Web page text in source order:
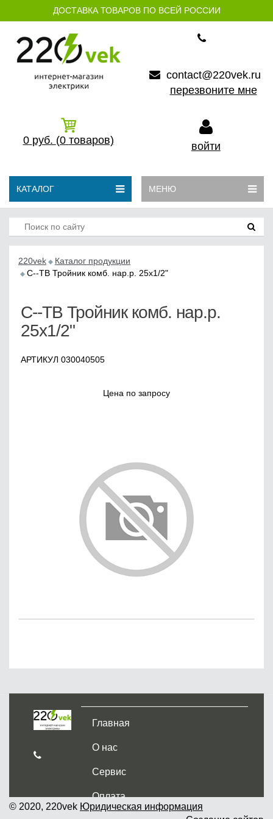
ДОСТАВКА ТОВАРОВ ПО ВСЕЙ РОССИИ
contact@220vek.ru
перезвоните мне
0 руб. (0 товаров) войти
КАТАЛОГ МЕНЮ
220vek
Каталог продукции
C--TB Тройник комб. нар.р. 25x1/2"
C--TB Тройник комб. нар.р.
25x1/2"
АРТИКУЛ 030040505
Цена по запросу
Главная
О нас
Сервис
Оплата
© 2020, 220vek Юридическая информация